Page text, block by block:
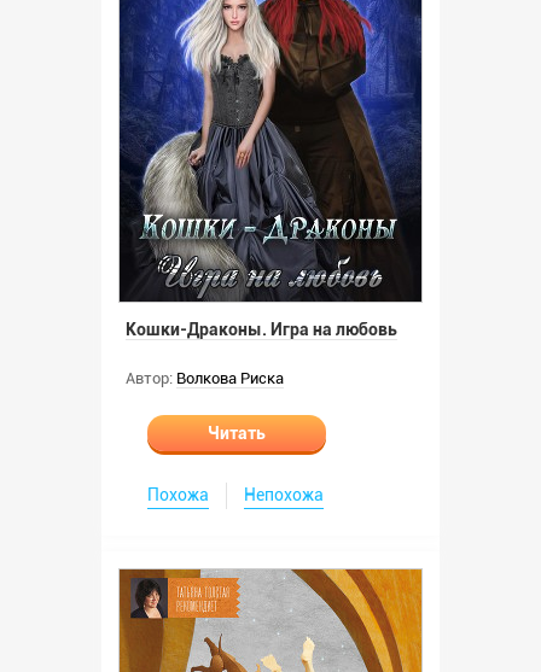
Кошки-Драконы. Игра на любовь
Автор: Волкова Риска
Читать
Похожа Непохожа